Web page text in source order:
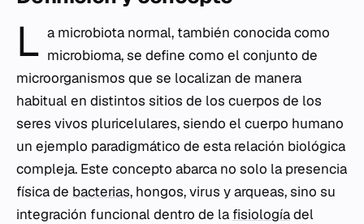
L a microbiota normal, también conocida como
microbioma, se define como el conjunto de
microorganismos que se localizan de manera
habitual en distintos sitios de los cuerpos de los
seres vivos pluricelulares, siendo el cuerpo humano
un ejemplo paradigmático de esta relación biológica
compleja. Este concepto abarca no solo la presencia
física de bacterias, hongos, virus y arqueas, sino su
integración funcional dentro de la fisiologíadel